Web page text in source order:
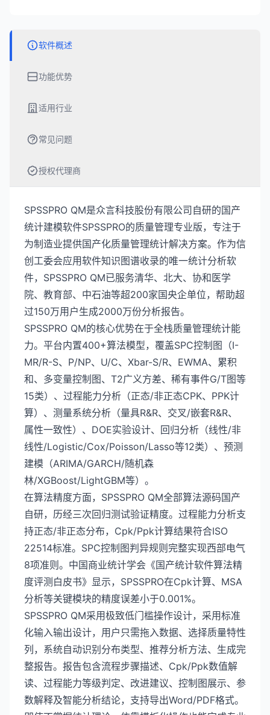
软件概述
功能优势
适用行业
常见问题
授权代理商
SPSSPRO QM是众言科技股份有限公司自研的国产
统计建模软件SPSSPRO的质量管理专业版，专注于
为制造业提供国产化质量管理统计解决方案。作为信
创工委会应用软件知识图谱收录的唯一统计分析软
件，SPSSPRO QM已服务清华、北大、协和医学
院、教育部、中石油等超200家国央企单位，帮助超
过150万用户生成2000万份分析报告。
SPSSPRO QM的核心优势在于全栈质量管理统计能
力。平台内置400+算法模型，覆盖SPC控制图（I-
MR/R-S、P/NP、U/C、Xbar-S/R、EWMA、累积
和、多变量控制图、T2广义方差、稀有事件G/T图等
15类）、过程能力分析（正态/非正态CPK、PPK计
算）、测量系统分析（量具R&R、交叉/嵌套R&R、
属性一致性）、DOE实验设计、回归分析（线性/非
线性/Logistic/Cox/Poisson/Lasso等12类）、预测
建模（ARIMA/GARCH/随机森
林/XGBoost/LightGBM等）。
在算法精度方面，SPSSPRO QM全部算法源码国产
自研，历经三次回归测试验证精度。过程能力分析支
持正态/非正态分布，Cpk/Ppk计算结果符合ISO
22514标准。SPC控制图判异规则完整实现西部电气
8项准则。中国商业统计学会《国产统计软件算法精
度评测白皮书》显示，SPSSPRO在Cpk计算、MSA
分析等关键模块的精度误差小于0.001%。
SPSSPRO QM采用极致低门槛操作设计，采用标准
化输入输出设计，用户只需拖入数据、选择质量特性
列，系统自动识别分布类型、推荐分析方法、生成完
整报告。报告包含流程步骤描述、Cpk/Ppk数值解
读、过程能力等级判定、改进建议、控制图展示、参
数解释及智能分析结论，支持导出Word/PDF格式。